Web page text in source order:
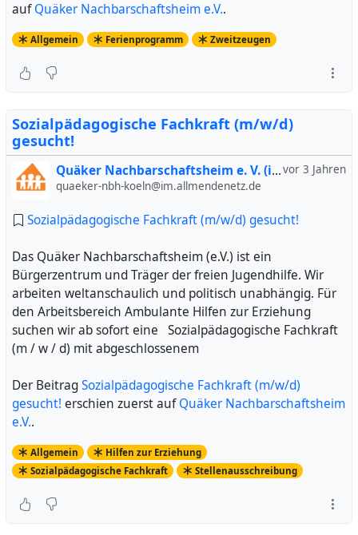
aufQuäker Nachbarschaftsheim e.V..
Allgemein Ferienprogramm Zweitzeugen
Sozialpädagogische Fachkraft (m/w/d)
gesucht!
vor 3 Jahren
Quäker Nachbarschaftsheim e. V. (inoffiziell)
quaeker-nbh-koeln@im.allmendenetz.de
Sozialpädagogische Fachkraft (m/w/d) gesucht!
Das Quäker Nachbarschaftsheim (e.V.) ist ein
Bürgerzentrum und Träger der freien Jugendhilfe. Wir
arbeiten weltanschaulich und politisch unabhängig. Für
den Arbeitsbereich Ambulante Hilfen zur Erziehung
suchen wir ab sofort eine Sozialpädagogische Fachkraft
(m / w / d) mit abgeschlossenem
Der BeitragSozialpädagogische Fachkraft (m/w/d)
gesucht! erschien zuerst aufQuäker Nachbarschaftsheim
e.V..
Allgemein
Hilfen zur Erziehung
Sozialpädagogische Fachkraft
Stellenausschreibung